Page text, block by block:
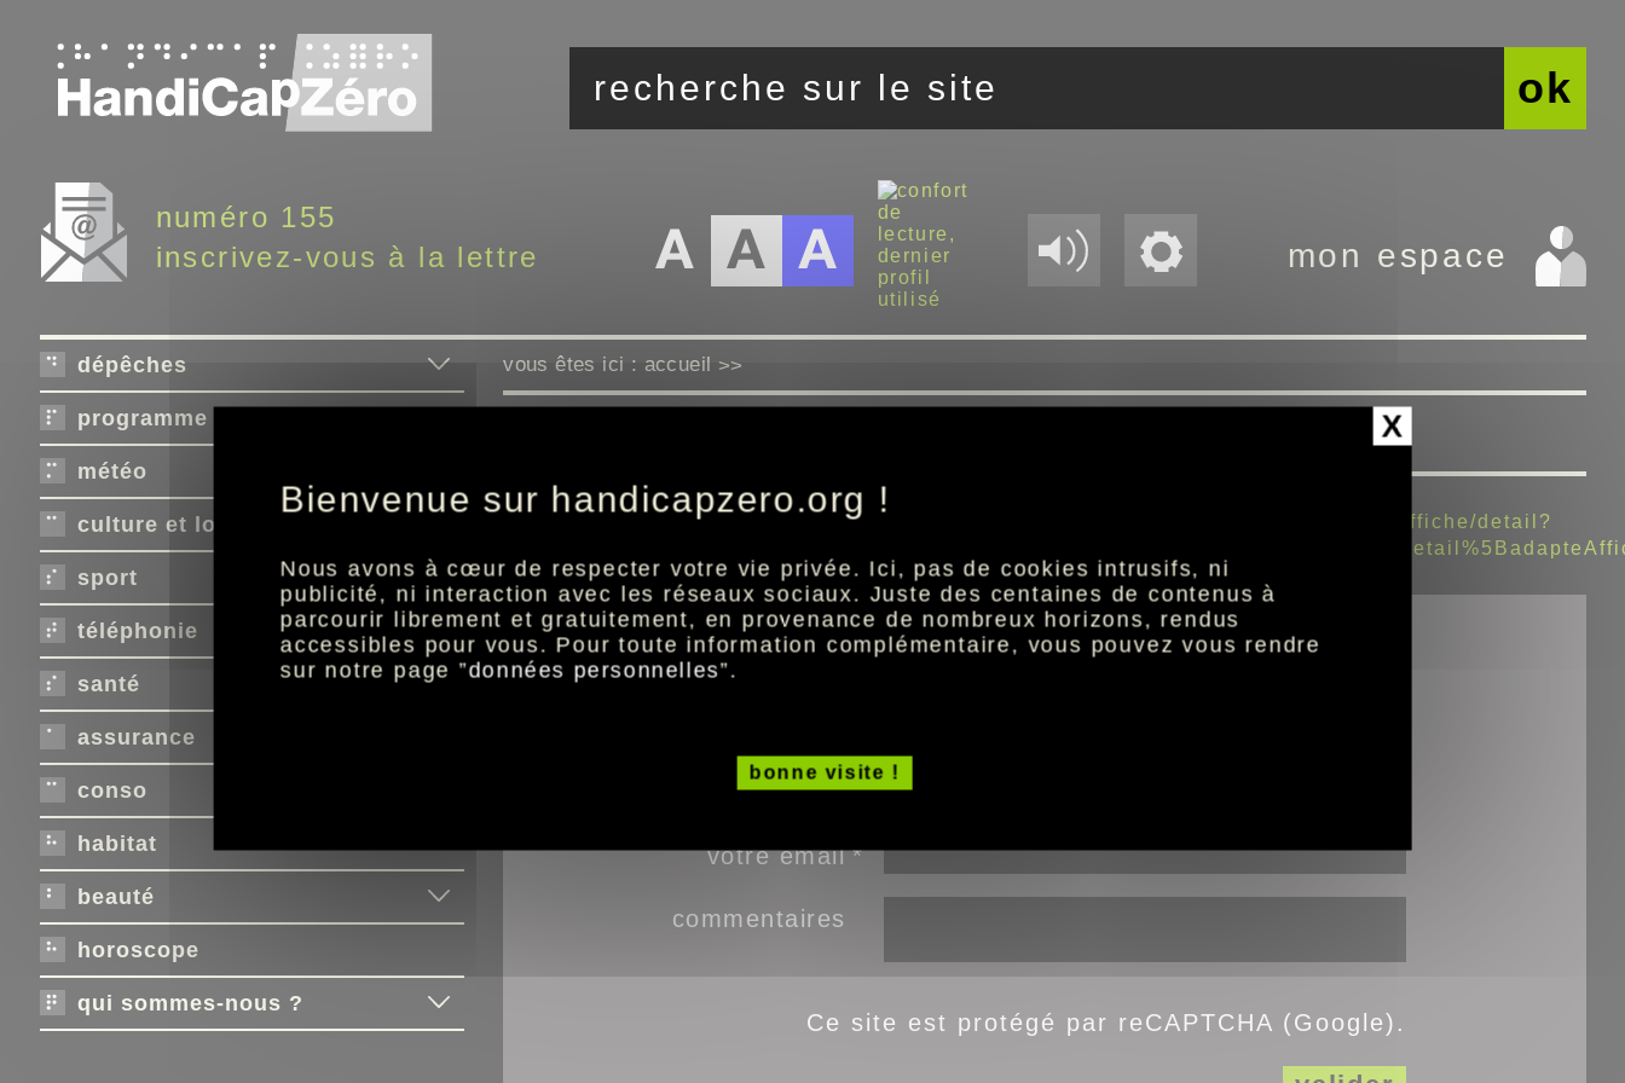
ok
numéro 155
inscrivez-vous à la lettre
mon espace
dépêches
programme télé
météo
culture et loisirs
sport
téléphonie
santé
assurance
conso
habitat
beauté
horoscope
qui sommes-nous ?
vous êtes ici : accueil >>
L'adresse envoyée sera :
https://www.handicapzero.org/culture-et-loisirs/adapte-a-laffiche/detail?
* champs obligatoires
votre prénom
votre email
commentaires
Ce site est protégé par reCAPTCHA (Google).
X
Bienvenue sur handicapzero.org !
Nous avons à cœur de respecter votre vie privée. Ici, pas de cookies intrusifs, ni
publicité, ni interaction avec les réseaux sociaux. Juste des centaines de contenus à
parcourir librement et gratuitement, en provenance de nombreux horizons, rendus
accessibles pour vous. Pour toute information complémentaire, vous pouvez vous rendre
sur notre page ”données personnelles”.
bonne visite !